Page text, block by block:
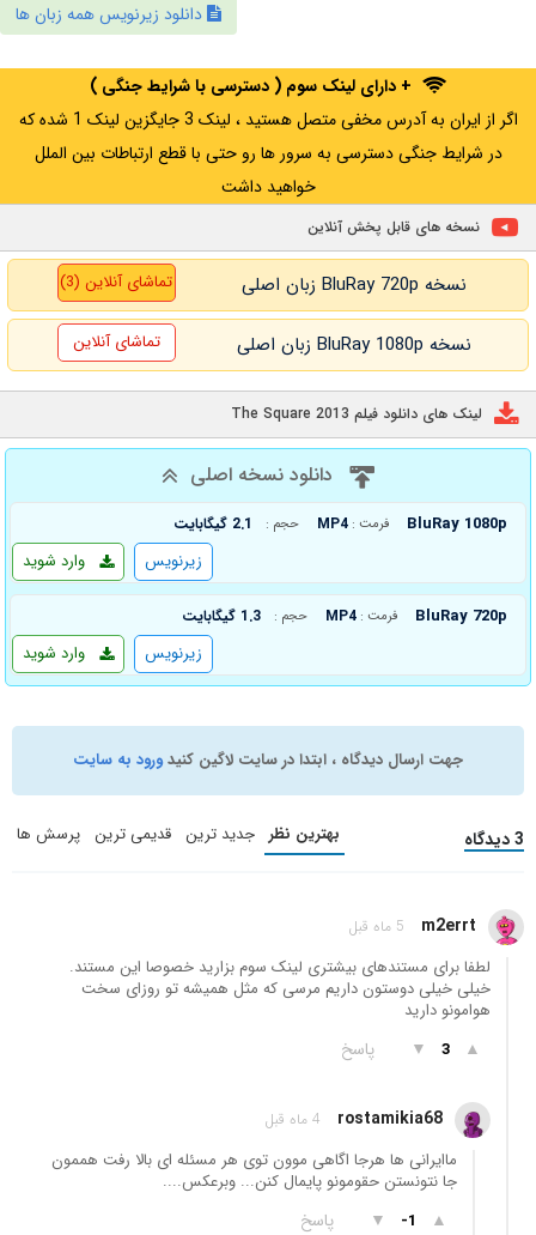
دانلود زیرنویس همه زبان ها
+ دارای لینک سوم ( دسترسی با شرایط جنگی )
اگر از ایران به آدرس مخفی متصل هستید ، لینک 3 جایگزین لینک 1 شده که
در شرایط جنگی دسترسی به سرور ها رو حتی با قطع ارتباطات بین الملل
خواهید داشت
نسخه های قابل پخش آنلاین
نسخه BluRay 720p زبان اصلی تماشای آنلاین (3)
نسخه BluRay 1080p زبان اصلی تماشای آنلاین
لینک های دانلود فیلم The Square 2013
دانلود نسخه اصلی
BluRay 1080p فرمت : MP4 حجم : 2.1 گیگابایت
وارد شوید زیرنویس
BluRay 720p فرمت : MP4 حجم : 1.3 گیگابایت
وارد شوید زیرنویس
جهت ارسال دیدگاه ، ابتدا در سایت لاگین کنیدورود به سایت
3 دیدگاه بهترین نظر جدید ترین قدیمی ترین پرسش ها
m2errt 5 ماه قبل
لطفا برای مستندهای بیشتری لینک سوم بزارید خصوصا این مستند.
خیلی خیلی دوستون داریم مرسی که مثل همیشه تو روزای سخت
هوامونو دارید
▲
3
▼ پاسخ
rostamikia68 4 ماه قبل
ماایرانی ھا ھرجا اگاھی موون توی ھر مسئله ای بالا رفت ھممون
جا نتونستن حقومونو پایمال کنن... وبرعکس....
▲
-1
▼ پاسخ